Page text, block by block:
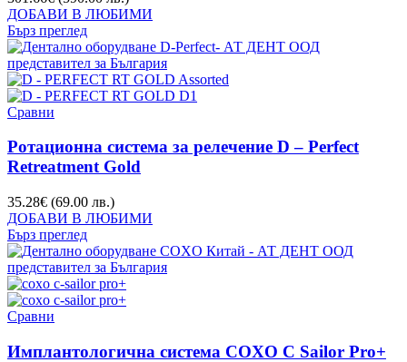
ДОБАВИ В ЛЮБИМИ
Бърз преглед
Сравни
Ротационна система за релечение D – Perfect
Retreatment Gold
35.28€ (69.00 лв.)
ДОБАВИ В ЛЮБИМИ
Бърз преглед
Сравни
Имплантологична система COXO C Sailor Pro+